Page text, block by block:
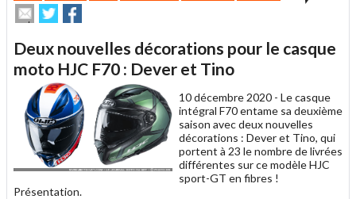
Envoyer
cet
à
un
ami
Partager
sur
sur
Deux nouvelles décorations pour le casque
moto HJC F70 : Dever et Tino
10 décembre 2020 - Le casque
intégral F70 entame sa deuxième
saison avec deux nouvelles
décorations : Dever et Tino, qui
portent à 23 le nombre de livrées
différentes sur ce modèle HJC
sport-GT en fibres !
Présentation.